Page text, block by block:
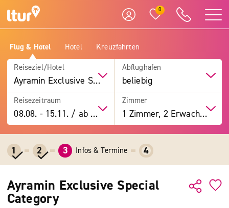
0
Flug & Hotel Hotel Kreuzfahrten
Reiseziel/Hotel
Ayramin Exclusive Special Category
Abflughafen
beliebig
Reisezeitraum
08.08. -15.11. / ab 7 Tage
Zimmer
1 Zimmer, 2 Erwachsene
1 2 3 Infos & Termine 4
Ayramin Exclusive Special
Category